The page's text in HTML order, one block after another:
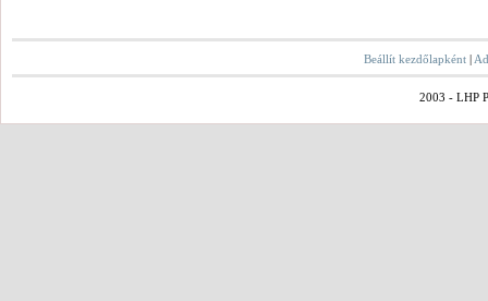
Beállít kezdőlapként |
2003 - LHP